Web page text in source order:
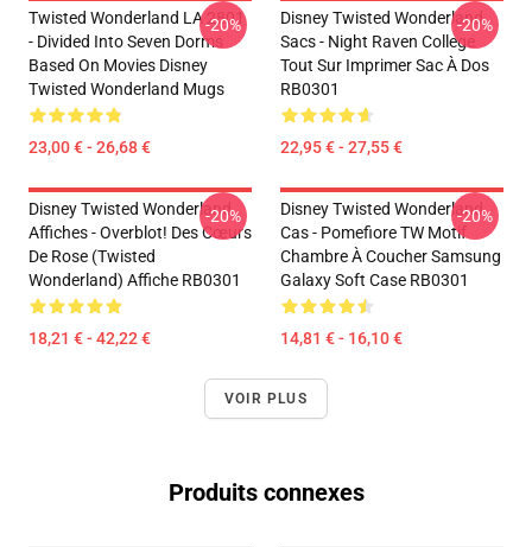
Twisted Wonderland LA 2801
- Divided Into Seven Dorms
Based On Movies Disney
Twisted Wonderland Mugs
23,00 € - 26,68 €
-20%
Disney Twisted Wonderland
Sacs - Night Raven College
Tout Sur Imprimer Sac À Dos
RB0301
22,95 € - 27,55 €
-20%
Disney Twisted Wonderland
Affiches - Overblot! Des Cœurs
De Rose (Twisted
Wonderland) Affiche RB0301
18,21 € - 42,22 €
-20%
Disney Twisted Wonderland
Cas - Pomefiore TW Motif
Chambre À Coucher Samsung
Galaxy Soft Case RB0301
14,81 € - 16,10 €
-20%
VOIR PLUS
Produits connexes